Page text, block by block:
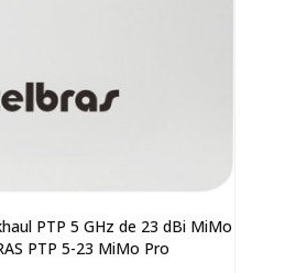
PTP 5 GHz de 23 dBi MiMo
PTP 5-23 MiMo Pro